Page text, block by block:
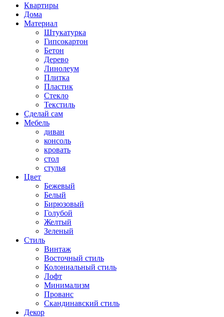
Квартиры
Дома
Материал
Штукатурка
Гипсокартон
Бетон
Дерево
Линолеум
Плитка
Пластик
Стекло
Текстиль
Сделай сам
Мебель
диван
консоль
кровать
стол
стулья
Цвет
Бежевый
Белый
Бирюзовый
Голубой
Желтый
Зеленый
Стиль
Винтаж
Восточный стиль
Колониальный стиль
Лофт
Минимализм
Прованс
Скандинавский стиль
Декор